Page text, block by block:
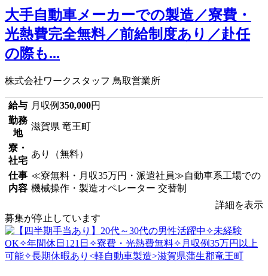
大手自動車メーカーでの製造／寮費・
光熱費完全無料／前給制度あり／赴任
の際も...
株式会社ワークスタッフ 鳥取営業所
給与 月収例 350,000円
勤務
地
滋賀県 竜王町
寮・
社宅
あり（無料）
仕事
内容
≪寮無料・月収35万円・派遣社員≫自動車系工場での
機械操作・製造オペレーター 交替制
詳細を表示
募集が停止しています